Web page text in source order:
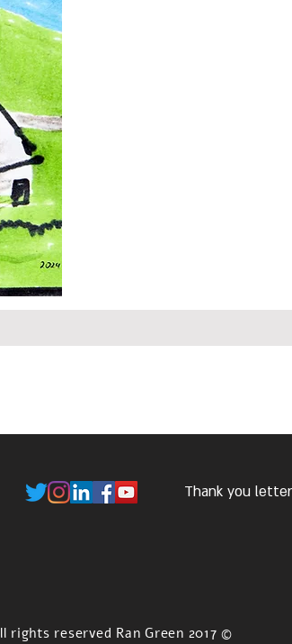
Thank you
© 2017 All rights reserved Ran Green